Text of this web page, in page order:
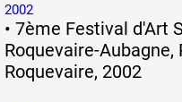
2002
• 7ème Festival d'Art
Roquevaire-
Roquevaire, 2002